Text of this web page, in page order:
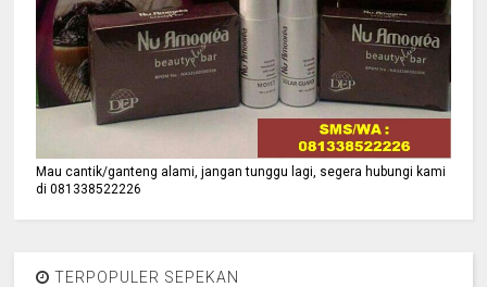
Mau cantik/ganteng alami, jangan tunggu lagi, segera hubungi kami
di 081338522226
TERPOPULER SEPEKAN